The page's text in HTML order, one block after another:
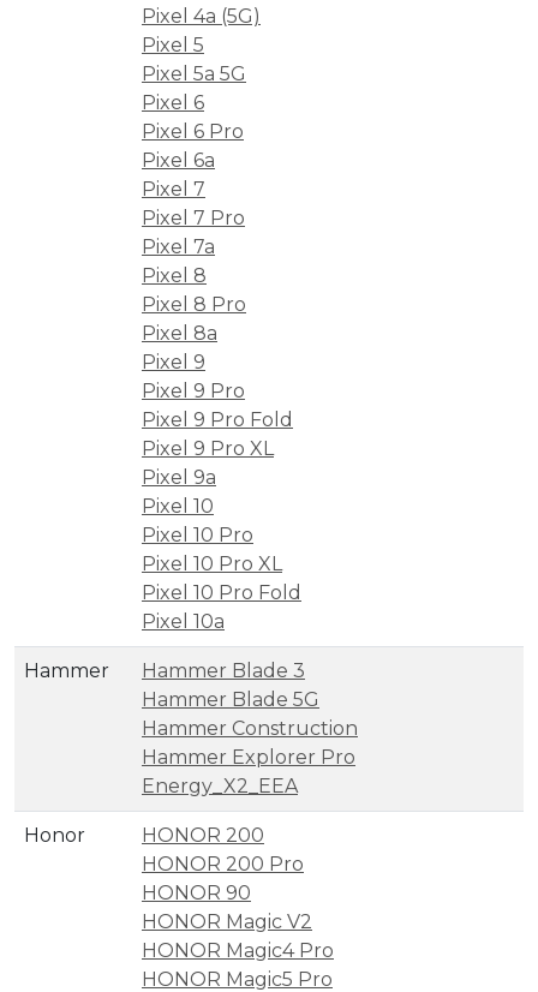
Pixel 4a (5G)
Pixel 5
Pixel 5a 5G
Pixel 6
Pixel 6 Pro
Pixel 6a
Pixel 7
Pixel 7 Pro
Pixel 7a
Pixel 8
Pixel 8 Pro
Pixel 8a
Pixel 9
Pixel 9 Pro
Pixel 9 Pro Fold
Pixel 9 Pro XL
Pixel 9a
Pixel 10
Pixel 10 Pro
Pixel 10 Pro XL
Pixel 10 Pro Fold
Pixel 10a
Hammer
Hammer Blade 3
Hammer Blade 5G
Hammer Construction
Hammer Explorer Pro
Energy_X2_EEA
Honor
HONOR 200
HONOR 200 Pro
HONOR 90
HONOR Magic V2
HONOR Magic4 Pro
HONOR Magic5 Pro